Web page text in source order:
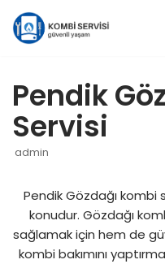
İçeriğe
geç
Pendik
Servisi
admin
Pendik Gözdağı kombi
konudur. Gözdağı
sağlamak için hem de
kombi bakımını